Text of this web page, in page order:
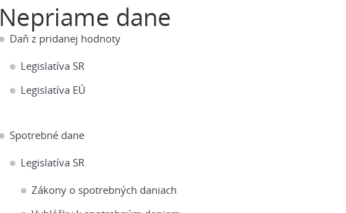
Nepriame dane
Daň z pridanej hodnoty
Legislatíva SR
Legislatíva EÚ
Spotrebné dane
Legislatíva SR
Zákony o spotrebných daniach